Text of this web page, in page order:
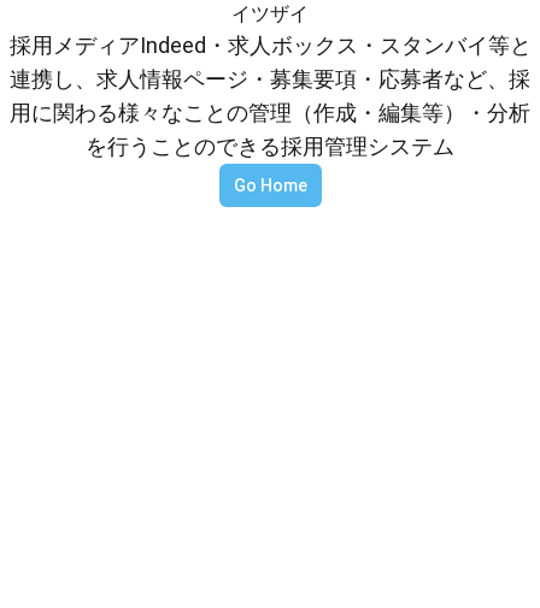
イツザイ
採用メディアIndeed・求人ボックス・スタンバイ等と
連携し、求人情報ページ・募集要項・応募者など、採
用に関わる様々なことの管理（作成・編集等）・分析
を行うことのできる採用管理システム
Go Home